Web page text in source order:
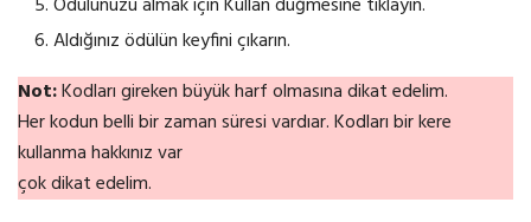
Aldığınız ödülün keyfini çıkarın.
Not:Kodları gireken büyük harf olmasına dikat edelim.
Her kodun belli bir zaman süresi vardıar. Kodları bir kere
kullanma hakkınız var
çok dikat edelim.